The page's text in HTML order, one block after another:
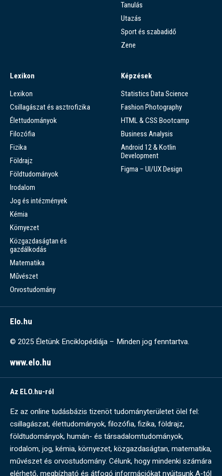
Tanulás
Utazás
Sport és szabadidő
Zene
Lexikon
Lexikon
Csillagászat és asztrofizika
Élettudományok
Filozófia
Fizika
Földrajz
Földtudományok
Irodalom
Jog és intézmények
Kémia
Környezet
Közgazdaságtan és
gazdálkodás
Matematika
Művészet
Orvostudomány
Képzések
Statistics Data Science
Fashion Photography
HTML & CSS Bootcamp
Business Analysis
Android 12 & Kotlin
Development
Figma – UI/UX Design
Elo.hu
© 2025 Életünk Enciklopédiája – Minden jog fenntartva.
www.elo.hu
Az ELO.hu-ról
Ez az online tudásbázis tizenöt tudományterületet ölel fel:
csillagászat, élettudományok, filozófia, fizika, földrajz,
földtudományok, humán- és társadalomtudományok,
irodalom, jog, kémia, környezet, közgazdaságtan, matematika,
művészet és orvostudomány. Célunk, hogy mindenki számára
elérhető, megbízható és átfogó információkat nyújtsunk A-tól